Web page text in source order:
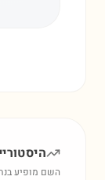
השם מופיע